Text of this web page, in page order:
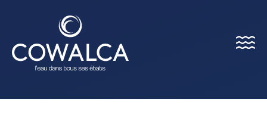
Menu